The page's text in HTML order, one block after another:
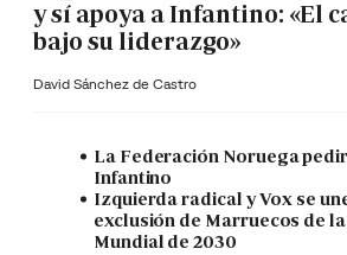
y sí apoya a Infantino: «El
bajo su liderazgo»
David Sánchez de Castro
La Federación Noruega
Infantino
Izquierda radical y Vox se
exclusión de Marruecos de
Mundial de 2030